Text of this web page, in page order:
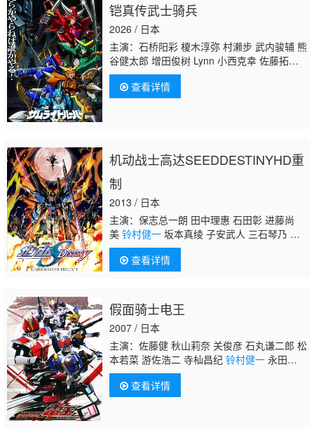
铠真传武士骑兵
2026 / 日本
主演：石桥阳彩 榎木淳弥 村濑步 武内骏辅 熊
谷健太郎 增田俊树 Lynn 小西克幸 佐藤拓
也 鸟海浩辅 寺岛拓笃 杉田智和 天崎滉平
村健一泽城千春 竹内良太 远藤大智 熊谷俊
辉 木下纱华
查看详情
机动战士高达SEEDDESTINYHD重
制
2013 / 日本
主演：保志总一朗 田中理惠 石田彰 进藤尚
美 铃村健一坂本真绫 子安武人 三石琴乃 桑
岛法子 关俊彦 关智一 折笠富美子
查看详情
假面骑士电王
2007 / 日本
主演：佐藤健 秋山莉奈 关俊彦 石丸谦二郎 松
本若菜 游佐浩二 寺杣昌纪 铃村健一永田
彬 上野亮 白鸟百合子 中村优一 大塚芳忠 松
元环季 石黑英雄 黑田崇矢 坂口候一 三木真一
郎 桐井大介 满岛光 落合弘治 波冈一喜 外川
查看详情